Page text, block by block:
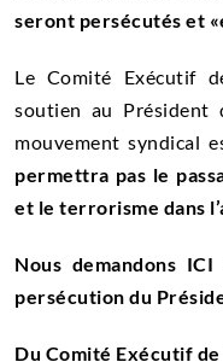
seront persécutés et
Le Comité Exécutif
soutien au
mouvement syndical
permettra pas le
et le terrorisme dans
Nous demandons
persécution du
Du Comité Exécutif de